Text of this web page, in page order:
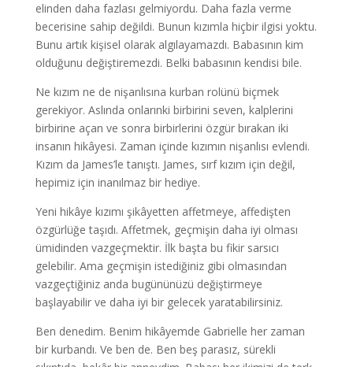
elinden daha fazlası gelmiyordu. Daha fazla verme
becerisine sahip değildi. Bunun kızımla hiçbir ilgisi yoktu.
Bunu artık kişisel olarak algılayamazdı. Babasının kim
olduğunu değiştiremezdi. Belki babasının kendisi bile.
Ne kızım ne de nişanlısına kurban rolünü biçmek
gerekiyor. Aslında onlarınki birbirini seven, kalplerini
birbirine açan ve sonra birbirlerini özgür bırakan iki
insanın hikâyesi. Zaman içinde kızımın nişanlısı evlendi.
Kızım da James’le tanıştı. James, sırf kızım için değil,
hepimiz için inanılmaz bir hediye.
Yeni hikâye kızımı şikâyetten affetmeye, affedişten
özgürlüğe taşıdı. Affetmek, geçmişin daha iyi olması
ümidinden vazgeçmektir. İlk başta bu fikir sarsıcı
gelebilir. Ama geçmişin istediğiniz gibi olmasından
vazgeçtiğiniz anda bugününüzü değiştirmeye
başlayabilir ve daha iyi bir gelecek yaratabilirsiniz.
Ben denedim. Benim hikâyemde Gabrielle her zaman
bir kurbandı. Ve ben de. Ben beş parasız, sürekli